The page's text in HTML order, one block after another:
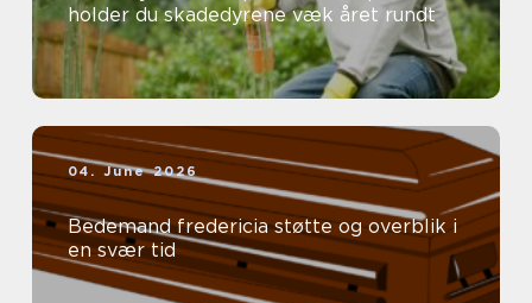
holder du skadedyrene væk året rundt
04. June 2026
Bedemand fredericia støtte og overblik i
en svær tid